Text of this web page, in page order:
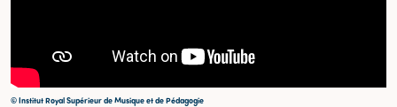
© Institut Royal Supérieur de Musique et de Pédagogie